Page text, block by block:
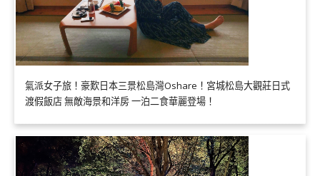
氣派女子旅！豪歎日本三景松島灣Oshare！宮城松島大觀莊日式
渡假飯店 無敵海景和洋房 一泊二食華麗登場！